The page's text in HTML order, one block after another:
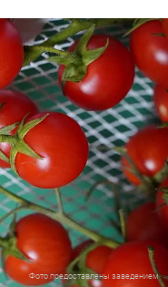
Фото предоставлены заведением